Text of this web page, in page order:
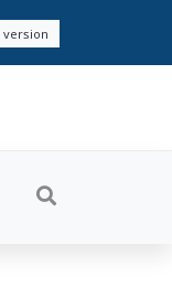
version